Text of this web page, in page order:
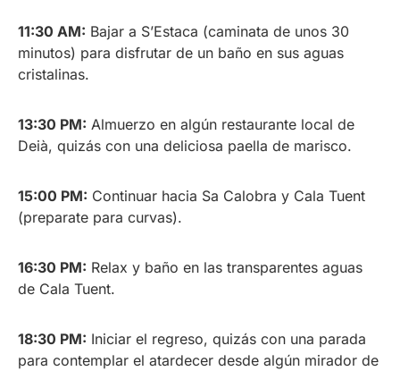
11:30 AM: Bajar a S’Estaca (caminata de unos 30
minutos) para disfrutar de un baño en sus aguas
cristalinas.
13:30 PM: Almuerzo en algún restaurante local de
Deià, quizás con una deliciosa paella de marisco.
15:00 PM: Continuar hacia Sa Calobra y Cala Tuent
(preparate para curvas).
16:30 PM: Relax y baño en las transparentes aguas
de Cala Tuent.
18:30 PM: Iniciar el regreso, quizás con una parada
para contemplar el atardecer desde algún mirador de